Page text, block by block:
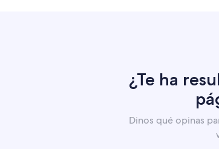
¿Te ha
Dinos qué opinas